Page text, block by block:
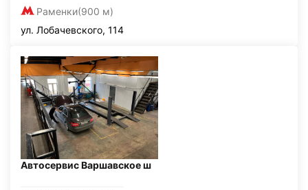
Раменки(900 м)
ул. Лобачевского, 114
Автосервис Варшавское ш